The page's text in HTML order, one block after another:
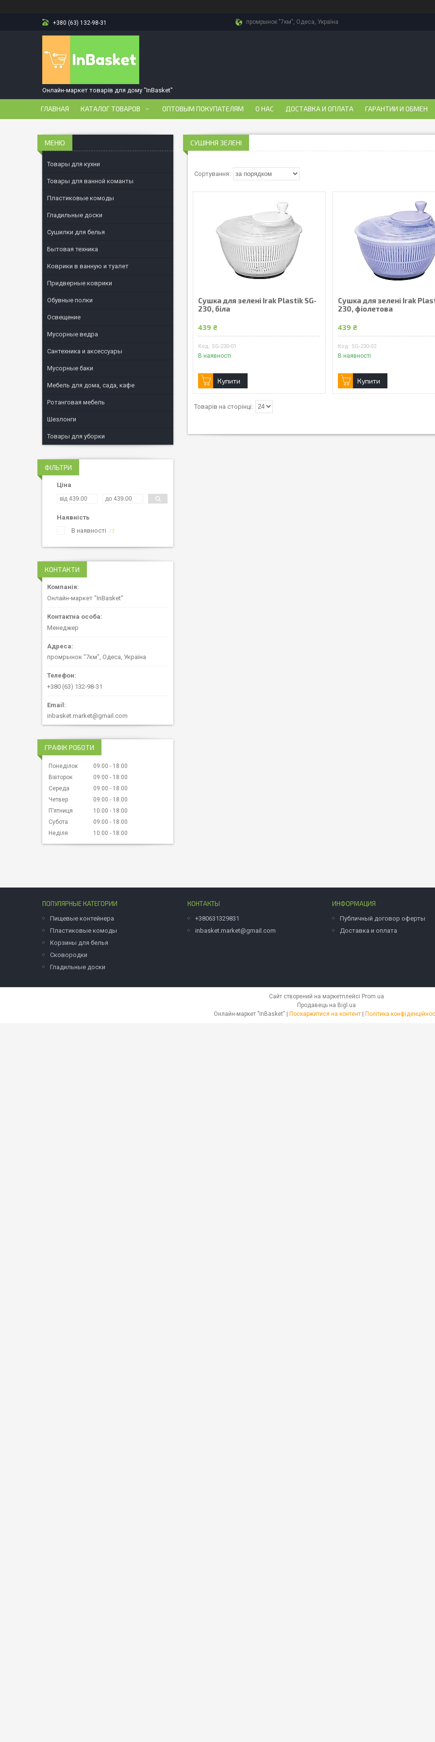
+380 (63) 132-98-31 промрынок "7км", Одеса, Україна
Онлайн-маркет товарів для дому "InBasket"
ГЛАВНАЯ КАТАЛОГ ТОВАРОВ ОПТОВЫМ ПОКУПАТЕЛЯМ О НАС ДОСТАВКА И ОПЛАТА ГАРАНТИИ И ОБМЕН
СУШІННЯ ЗЕЛЕНІ
Сушка для зелені Irak Plastik SG-
230, біла
439 ₴
SG-230-01
В наявності
Купити
Сушка для зелені Irak
230, фіолетова
439 ₴
SG-230-02
В наявності
Купити
Товары для кухни
Товары для ванной команты
Пластиковые комоды
Гладильные доски
Сушилки для белья
Бытовая техника
Коврики в ванную и туалет
Придверные коврики
Обувные полки
Освещение
Мусорные ведра
Сантехника и аксессуары
Мусорные баки
Мебель для дома, сада, кафе
Ротанговая мебель
Шезлонги
Товары для уборки
ФІЛЬТРИ
Ціна
Наявність
В наявності
3
КОНТАКТИ
Онлайн-маркет "InBasket"
Менеджер
промрынок "7км", Одеса, Україна
+380 (63) 132-98-31
inbasket.market@gmail.com
ГРАФІК РОБОТИ
Понеділок 09:00
18:00
Вівторок
09:00
18:00
Середа
09:00
18:00
Четвер
09:00
18:00
Пʼятниця
10:00
18:00
Субота
09:00
18:00
Неділя
10:00 18:00
ПОПУЛЯРНЫЕ КАТЕГОРИИ
Пищевые контейнера
Пластиковые комоды
Корзины для белья
Сковородки
Гладильные доски
КОНТАКТЫ
+380631329831
inbasket.market@gmail.com
ИНФОРМАЦИЯ
Публичный договор оферты
Доставка и оплата
Сайт створений на маркетплейсі Prom.ua
Продавець на Bigl.ua
Поскаржитися на контент Політика